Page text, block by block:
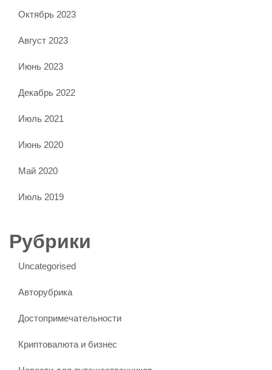
Октябрь 2023
Август 2023
Июнь 2023
Декабрь 2022
Июль 2021
Июнь 2020
Май 2020
Июль 2019
Рубрики
Uncategorised
Авторубрика
Достопримечательности
Криптовалюта и бизнес